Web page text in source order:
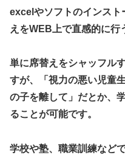
excelやソフトのインスト
えをWEB上で直感的に行
単に席替えをシャッフル
すが、「視力の悪い児童
の子を離して」だとか、
ることが可能です。
学校や塾、職業訓練など